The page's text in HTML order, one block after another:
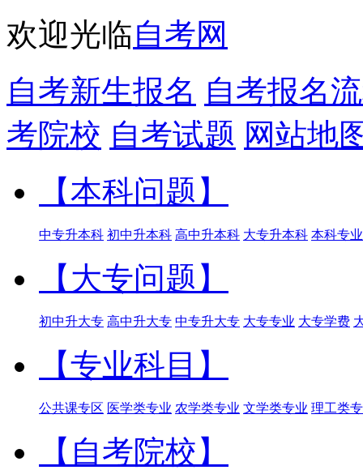
欢迎光临自考网
自考新生报名 自考报名
考院校 自考试题 网站地
【本科问题】
中专升本科 初中升本科 高中升本科 大专升本科 本科专业
【大专问题】
初中升大专 高中升大专 中专升大专 大专专业 大专学费
【专业科目】
公共课专区 医学类专业 农学类专业 文学类专业 理工类
【自考院校】